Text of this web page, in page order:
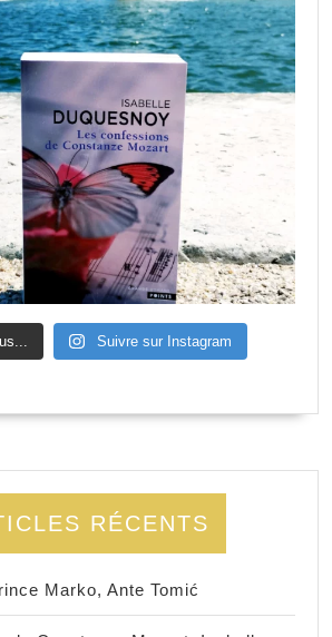
Suivre sur Instagram
RÉCENTS
Marko, Ante Tomić